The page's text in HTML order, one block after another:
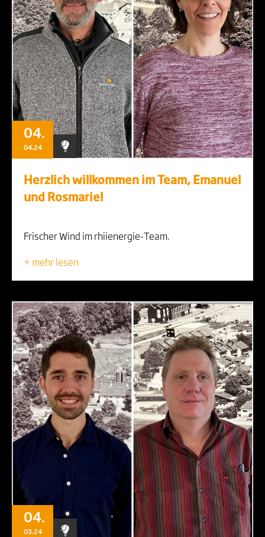
04.
04.24
Herzlich willkommen im Team, Emanuel
und Rosmarie!
Frischer Wind im rhiienergie-Team.
+ mehr lesen
04.
03.24